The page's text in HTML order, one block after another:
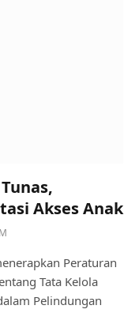
Akses Anak
Peraturan
Tata Kelola
Pelindungan